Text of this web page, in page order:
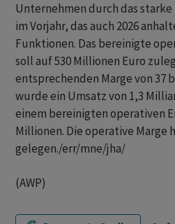
Unternehmen durch das
im Vorjahr, das auch 2026
Funktionen. Das bereinigte
soll auf 530 Millionen Euro
entsprechenden Marge von 37
wurde ein Umsatz von 1,3
einem bereinigten operativen
Millionen. Die operative Marge
gelegen./err/mne/jha/
(AWP)